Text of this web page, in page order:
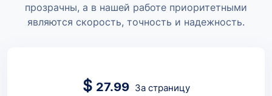
прозрачны, а в нашей работе приоритетными
являются скорость, точность и надежность.
$ 27.99 За страницу